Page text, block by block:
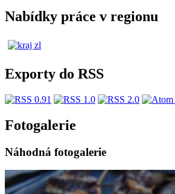
Nabídky práce v regionu
Exporty do RSS
Fotogalerie
Náhodná fotogalerie